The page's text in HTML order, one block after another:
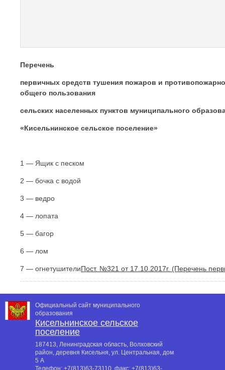
Перечень
первичных средств тушения пожаров и
общего пользования
сельских населенных пунктов муниципального
«Кисельнинское сельское поселение»
1 — Ящик с песком
2 — бочка с водой
3 — ведро
4 — лопата
5 — багор
6 — лом
7 — огнетушителиПост. №321 от 17.10.2017г. (Перечень
Официальный сайт муниципального
образования
Кисельнинское сельское
поселение
187413, Ленинградская область, Волховский
район, деревня Кисельня, ул. Центральная, дом
5 А
Телефон: +7(813)63-73110 , факс: +7(813)63-